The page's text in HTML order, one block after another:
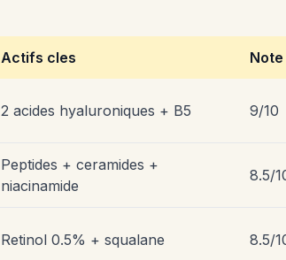
Actifs cles Note
2 acides hyaluroniques + B5 9/10
Peptides + ceramides +
niacinamide
8.5/
Retinol 0.5% + squalane 8.5/